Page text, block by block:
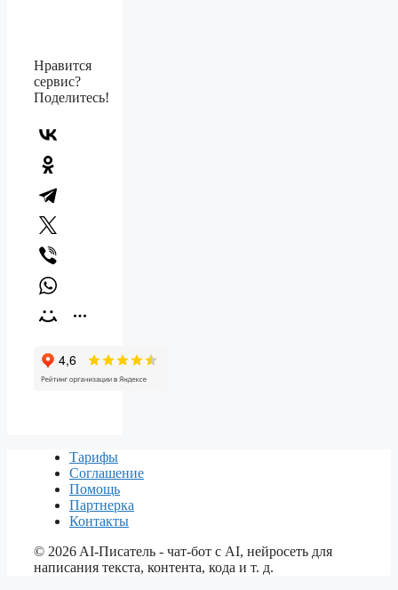
Нравится
сервис?
Поделитесь!
Тарифы
Соглашение
Помощь
Партнерка
Контакты
© 2026 AI-Писатель - чат-бот с AI, нейросеть для
написания текста, контента, кода и т. д.